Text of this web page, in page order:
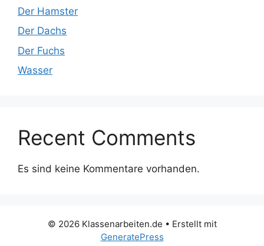
Der Hamster
Der Dachs
Der Fuchs
Wasser
Recent Comments
Es sind keine Kommentare vorhanden.
© 2026 Klassenarbeiten.de • Erstellt mit
GeneratePress